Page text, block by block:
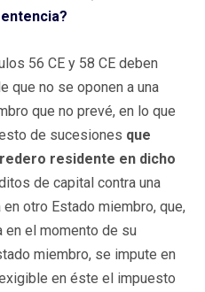
56 CE y 58 CE deben
que no se oponen a una
que no prevé, en lo que
de sucesiones que
residente en dicho
de capital contra una
otro Estado miembro, que,
en el momento de su
miembro, se impute en
en éste el impuesto